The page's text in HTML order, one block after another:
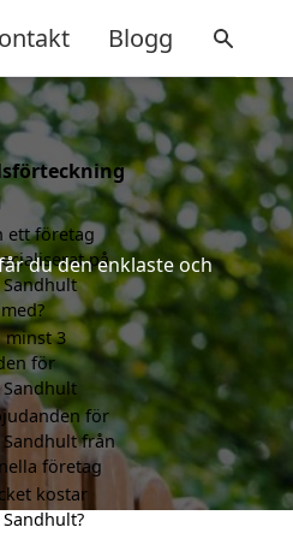
Blogg
du den enklaste och
ett företag
på
minst 3
för
för
från
företag
kostar